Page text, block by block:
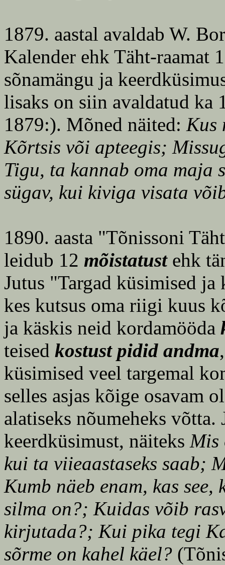
1879. aastal avaldab W.
Kalender ehk Täht-raamat
sõnamängu ja
lisaks on siin avaldatud ka
1879:). Mõned näited: Kus
Kõrtsis või apteegis;
Tigu, ta kannab oma maja
sügav, kui kiviga visata
1890. aasta "Tõnissoni
leidub 12 mõistatust ehk
Jutus "Targad küsimised ja
kes kutsus oma riigi kuus
ja käskis neid kordamööda
teised kostust pidid andma,
küsimised veel targemal
selles asjas kõige osavam
alatiseks nõumeheks
keerdküsimust, näiteks Mis
kui ta viieaastaseks saab;
Kumb näeb enam, kas
silma on?; Kuidas võib
kirjutada?; Kui pika tegi
sõrme on kahel käel?